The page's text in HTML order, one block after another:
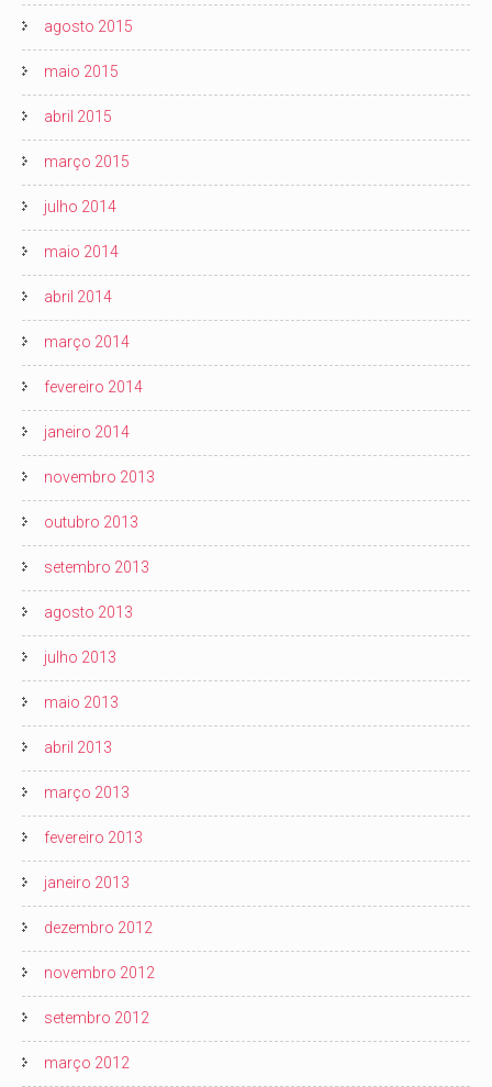
agosto 2015
maio 2015
abril 2015
março 2015
julho 2014
maio 2014
abril 2014
março 2014
fevereiro 2014
janeiro 2014
novembro 2013
outubro 2013
setembro 2013
agosto 2013
julho 2013
maio 2013
abril 2013
março 2013
fevereiro 2013
janeiro 2013
dezembro 2012
novembro 2012
setembro 2012
março 2012